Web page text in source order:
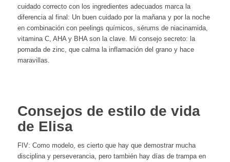
cuidado correcto con los ingredientes adecuados marca la
diferencia al final: Un buen cuidado por la mañana y por la noche
en combinación con peelings químicos, sérums de niacinamida,
vitamina C, AHA y BHA son la clave. Mi consejo secreto: la
pomada de zinc, que calma la inflamación del grano y hace
maravillas.
Consejos de estilo de vida
de Elisa
FIV: Como modelo, es cierto que hay que demostrar mucha
disciplina y perseverancia, pero también hay días de trampa en